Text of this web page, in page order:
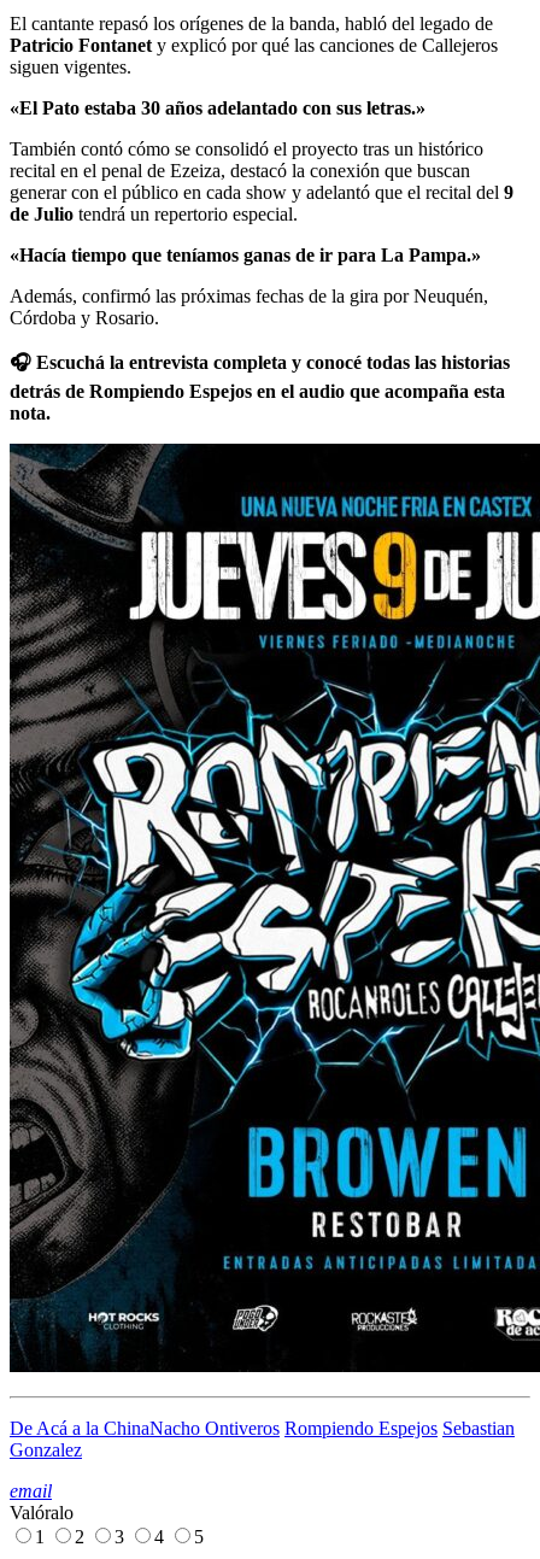
El cantante repasó los orígenes de la banda, habló del legado de
Patricio Fontanet y explicó por qué las canciones de Callejeros
siguen vigentes.
«El Pato estaba 30 años adelantado con sus letras.»
También contó cómo se consolidó el proyecto tras un histórico
recital en el penal de Ezeiza, destacó la conexión que buscan
generar con el público en cada show y adelantó que el recital del 9
de Julio tendrá un repertorio especial.
«Hacía tiempo que teníamos ganas de ir para La Pampa.»
Además, confirmó las próximas fechas de la gira por Neuquén,
Córdoba y Rosario.
🎧 Escuchá la entrevista completa y conocé todas las historias
detrás de Rompiendo Espejos en el audio que acompaña esta
nota.
De Acá a la ChinaNacho Ontiveros Rompiendo Espejos Sebastian
Gonzalez
email
Valóralo
1
2 3 4 5